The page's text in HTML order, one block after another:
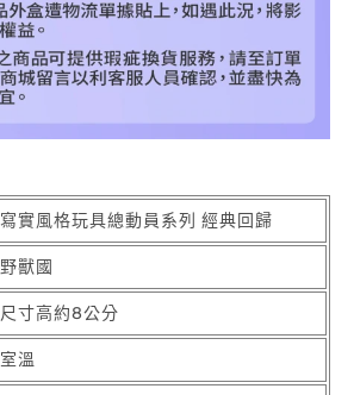
寫實風格玩具總動員系列 經典回歸
野獸國
尺寸高約8公分
室溫